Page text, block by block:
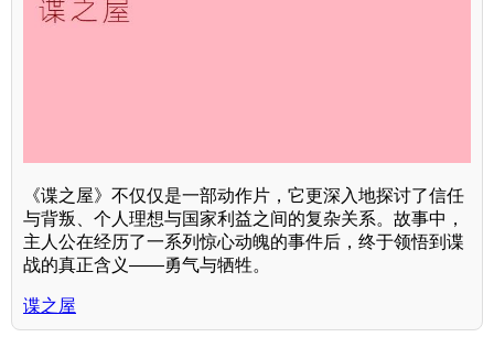
《谍之屋》不仅仅是一部动作片，它更深入地探讨了信任
与背叛、个人理想与国家利益之间的复杂关系。故事中，
主人公在经历了一系列惊心动魄的事件后，终于领悟到谍
战的真正含义——勇气与牺牲。
谍之屋